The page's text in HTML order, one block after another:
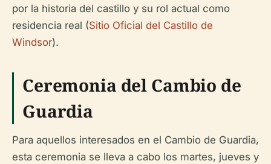
por la historia del castillo y su rol actual como
residencia real (Sitio Oficial del Castillo de
Windsor).
Ceremonia del Cambio de
Guardia
Para aquellos interesados en el Cambio de Guardia,
esta ceremonia se lleva a cabo los martes, jueves y